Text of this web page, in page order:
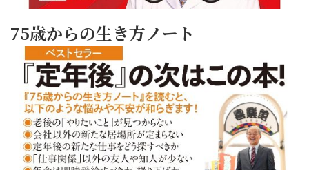
75歳からの生き方ノート